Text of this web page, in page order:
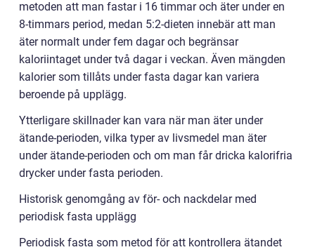
metoden att man fastar i 16 timmar och äter under en
8-timmars period, medan 5:2-dieten innebär att man
äter normalt under fem dagar och begränsar
kaloriintaget under två dagar i veckan. Även mängden
kalorier som tillåts under fasta dagar kan variera
beroende på upplägg.
Ytterligare skillnader kan vara när man äter under
ätande-perioden, vilka typer av livsmedel man äter
under ätande-perioden och om man får dricka kalorifria
drycker under fasta perioden.
Historisk genomgång av för- och nackdelar med
periodisk fasta upplägg
Periodisk fasta som metod för att kontrollera ätandet